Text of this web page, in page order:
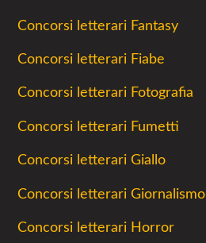
Concorsi letterari Fantasy
Concorsi letterari Fiabe
Concorsi letterari Fotografia
Concorsi letterari Fumetti
Concorsi letterari Giallo
Concorsi letterari Giornalismo
Concorsi letterari Horror